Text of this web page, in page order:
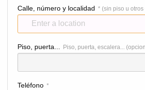
Calle, número y localidad * (sin piso u otros
Piso, puerta... Piso, puerta, escalera...
Teléfono *